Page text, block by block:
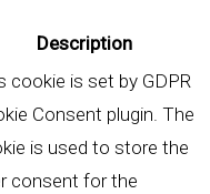
Description
cookie is set by GDPR
Consent plugin. The
is used to store the
consent for the